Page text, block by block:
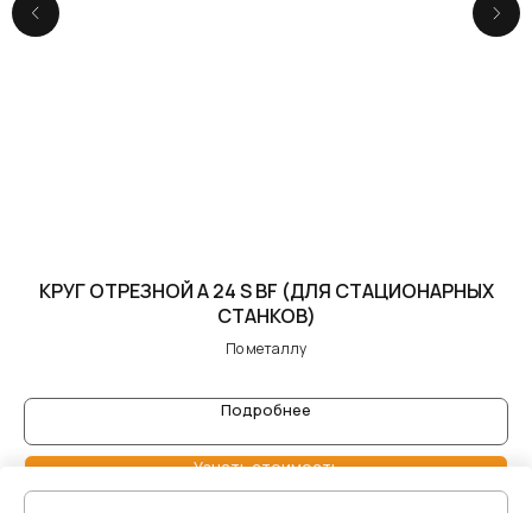
КРУГ ОТРЕЗНОЙ A 24 S BF (ДЛЯ СТАЦИОНАРНЫХ
СТАНКОВ)
По металлу
Подробнее
Узнать стоимость